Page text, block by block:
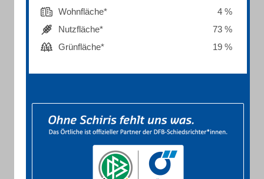
Wohnfläche*
4 %
Nutzfläche*
73 %
Grünfläche*
19 %